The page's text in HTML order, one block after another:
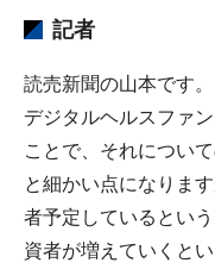
記者
読売新聞の山本です。
デジタルヘルスファ
ことで、それについ
と細かい点になりま
者予定しているとい
資者が増えていくと